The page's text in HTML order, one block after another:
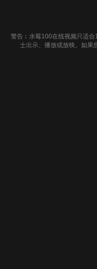
警告︰水莓100在线视频只适
士出示、播放或放映。如果